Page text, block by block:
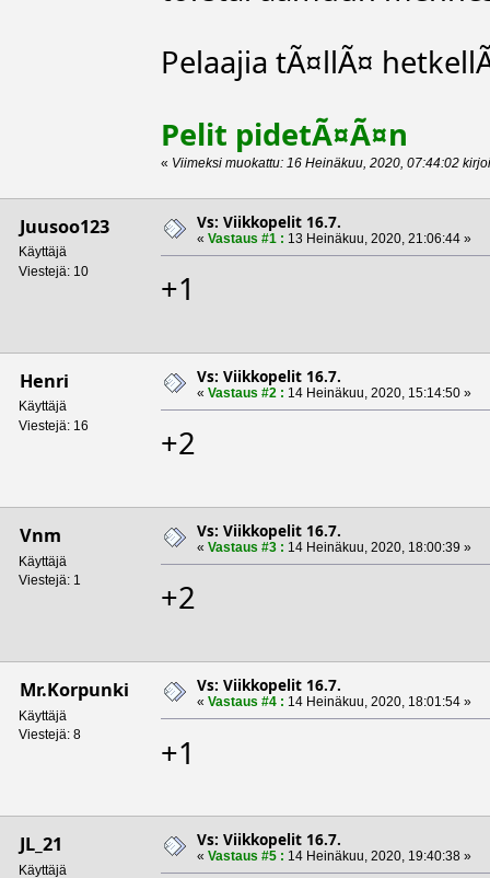
Pelaajia tÃ¤llÃ¤
Pelit pidetÃ¤Ã¤n
« Viimeksi muokattu: 16 Heinäkuu, 2020, 07:44:02
Juusoo123
Käyttäjä
Viestejä: 10
Vs: Viikkopelit 16.7.
« Vastaus #1 : 13 Heinäkuu, 2020, 21:06:44 »
+1
Henri
Käyttäjä
Viestejä: 16
Vs: Viikkopelit 16.7.
« Vastaus #2 : 14 Heinäkuu, 2020, 15:14:50 »
+2
Vnm
Käyttäjä
Viestejä: 1
Vs: Viikkopelit 16.7.
« Vastaus #3 : 14 Heinäkuu, 2020, 18:00:39 »
+2
Mr.Korpunki
Käyttäjä
Viestejä: 8
Vs: Viikkopelit 16.7.
« Vastaus #4 : 14 Heinäkuu, 2020, 18:01:54 »
+1
JL_21
Käyttäjä
Vs: Viikkopelit 16.7.
« Vastaus #5 : 14 Heinäkuu, 2020, 19:40:38 »